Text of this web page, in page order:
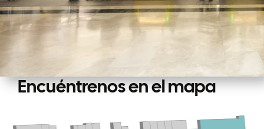
Encuéntrenos en el mapa